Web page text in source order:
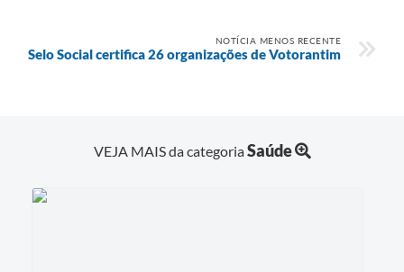
NOTÍCIA MENOS RECENTE
Selo Social certifica 26 organizações de Votorantim
VEJA MAIS da categoriaSaúde